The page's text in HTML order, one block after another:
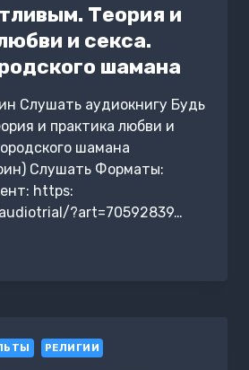
Теория и
и секса.
шамана
Слушать аудиокнигу Будь
и практика любви и
шамана
Слушать Форматы:
https:
?art=70592839…
РЕЛИГИИ